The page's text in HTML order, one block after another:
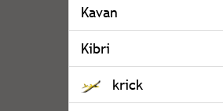
Kavan
Kibri
krick